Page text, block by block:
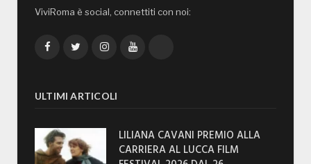
ViviRoma è social, connettiti con noi:
FacebookTwitterInstagramYouTube
ULTIMI ARTICOLI
LILIANA CAVANI PREMIO ALLA
CARRIERA AL LUCCA FILM